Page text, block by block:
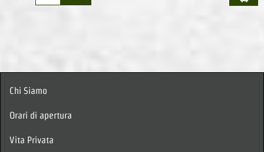
Chi Siamo
Orari di apertura
Vita Privata